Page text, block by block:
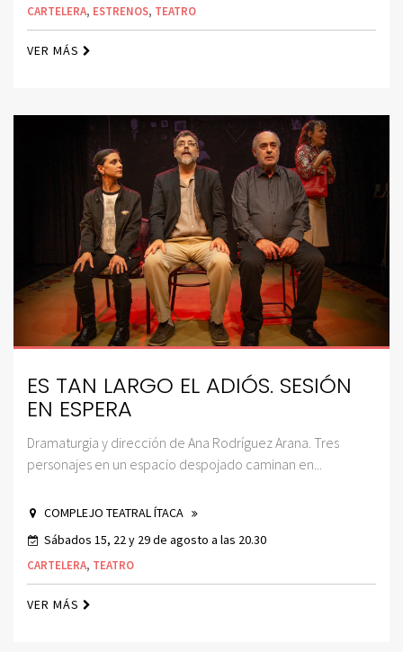
CARTELERA, ESTRENOS, TEATRO
VER MÁS
ES TAN LARGO EL ADIÓS. SESIÓN
EN ESPERA
Dramaturgia y dirección de Ana Rodríguez Arana. Tres
personajes en un espacio despojado caminan en...
COMPLEJO TEATRAL ÍTACA
Sábados 15, 22 y 29 de agosto a las 20.30
CARTELERA, TEATRO
VER MÁS